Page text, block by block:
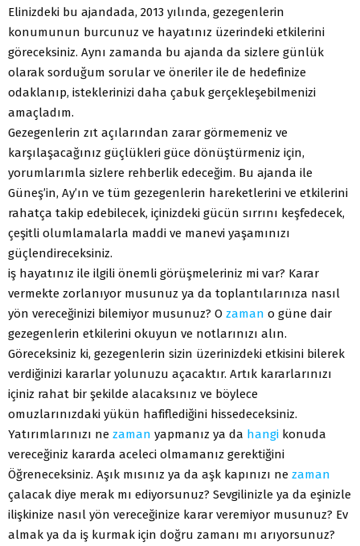
Elinizdeki bu ajandada, 2013 yılında, gezegenlerin
konumunun burcunuz ve hayatınız üzerindeki etkilerini
göreceksiniz. Aynı zamanda bu ajanda da sizlere günlük
olarak sorduğum sorular ve öneriler ile de hedefinize
odaklanıp, isteklerinizi daha çabuk gerçekleşebilmenizi
amaçladım.
Gezegenlerin zıt açılarından zarar görmemeniz ve
karşılaşacağınız güçlükleri güce dönüştürmeniz için,
yorumlarımla sizlere rehberlik edeceğim. Bu ajanda ile
Güneş’in, Ay’ın ve tüm gezegenlerin hareketlerini ve etkilerini
rahatça takip edebilecek, içinizdeki gücün sırrını keşfedecek,
çeşitli olumlamalarla maddi ve manevi yaşamınızı
güçlendireceksiniz.
iş hayatınız ile ilgili önemli görüşmeleriniz mi var? Karar
vermekte zorlanıyor musunuz ya da toplantılarınıza nasıl
yön vereceğinizi bilemiyor musunuz? O zaman o güne dair
gezegenlerin etkilerini okuyun ve notlarınızı alın.
Göreceksiniz ki, gezegenlerin sizin üzerinizdeki etkisini bilerek
verdiğinizi kararlar yolunuzu açacaktır. Artık kararlarınızı
içiniz rahat bir şekilde alacaksınız ve böylece
omuzlarınızdaki yükün hafiflediğini hissedeceksiniz.
Yatırımlarınızı ne zaman yapmanız ya da hangi konuda
vereceğiniz kararda aceleci olmamanız gerektiğini
Öğreneceksiniz. Aşık mısınız ya da aşk kapınızı ne zaman
çalacak diye merak mı ediyorsunuz? Sevgilinizle ya da eşinizle
ilişkinize nasıl yön vereceğinize karar veremiyor musunuz? Ev
almak ya da iş kurmak için doğru zamanı mı arıyorsunuz?